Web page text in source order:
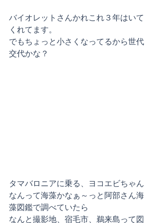
バイオレットさんかれこれ３年はいて
くれてます。
でもちょっと小さくなってるから世代
交代かな？
タマバロニアに乗る、ヨコエビちゃん
なんって海藻かなぁ～っと阿部さん海
藻図鑑で調べていたら
なんと撮影地、宿毛市、鵜来島って図